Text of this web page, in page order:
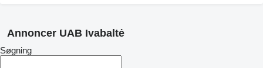
Annoncer UAB Ivabaltė
Søgning